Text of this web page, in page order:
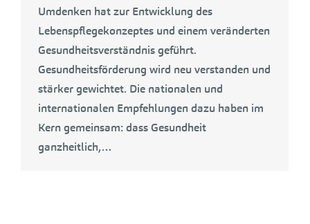
Umdenken hat zur Entwicklung des
Lebenspflegekonzeptes und einem veränderten
Gesundheitsverständnis geführt.
Gesundheitsförderung wird neu verstanden und
stärker gewichtet. Die nationalen und
internationalen Empfehlungen dazu haben im
Kern gemeinsam: dass Gesundheit
ganzheitlich,…